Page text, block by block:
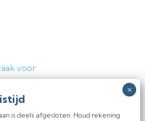
voor:
is deels afgesloten. Houd rekening